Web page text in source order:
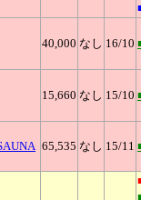
40,000 なし 16/10
15,660 なし 15/10
65,535 なし 15/11